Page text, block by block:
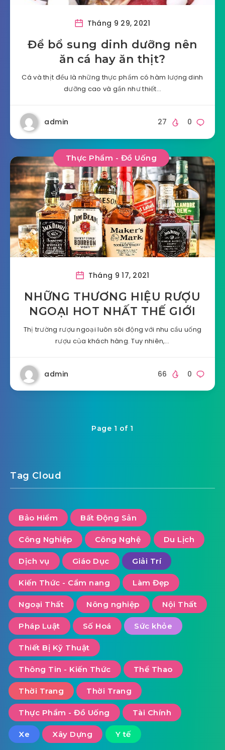
Tháng 9 29, 2021
Để bổ sung dinh dưỡng nên
ăn cá hay ăn thịt?
Cá và thịt đều là những thực phẩm có hàm lượng dinh
dưỡng cao và gần như thiết…
admin 0
27
Thực Phẩm - Đồ Uống
Tháng 9 17, 2021
NHỮNG THƯƠNG HIỆU RƯỢU
NGOẠI HOT NHẤT THẾ GIỚI
Thị trường rượu ngoại luôn sôi động với nhu cầu uống
rượu của khách hàng. Tuy nhiên,…
admin 0
66
Page 1 of 1
Tag Cloud
Bảo Hiểm Bất Động Sản
Công Nghiệp Công Nghệ Du Lịch
Dịch vụ Giáo Dục Giải Trí
Kiến Thức - Cẩm nang Làm Đẹp
Ngoại Thất Nông nghiệp Nội Thất
Pháp Luật Số Hoá Sức khỏe
Thiết Bị Kỹ Thuật
Thông Tin - Kiến Thức Thể Thao
Thời Trang Thời Trang
Thực Phẩm - Đồ Uống Tài Chính
Xe Xây Dựng Y tế